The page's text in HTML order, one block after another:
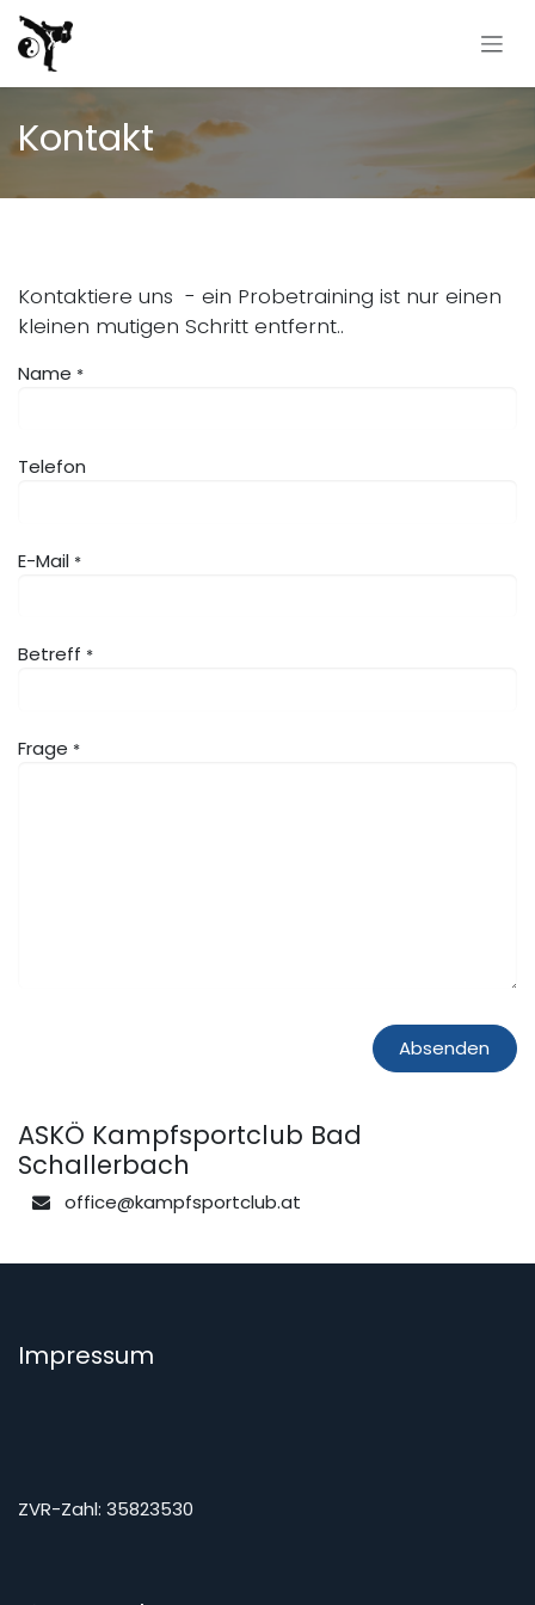
Zum Inhalt springen
Kontakt
Kontaktiere uns - ein Probetraining ist nur einen
kleinen mutigen Schritt entfernt..
Name *
Telefon
E-Mail *
Betreff *
Frage *
Absenden
ASKÖ Kampfsportclub Bad
Schallerbach
office@kampfsportclub.at
Impressum
ZVR-Zahl: 35823530